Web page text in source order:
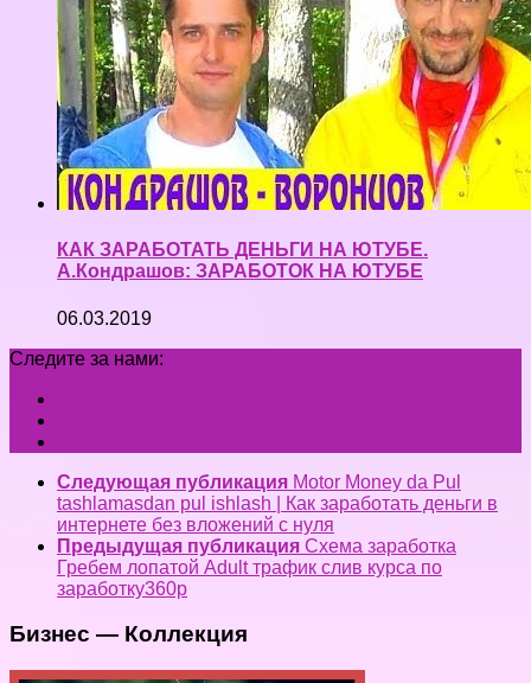
КАК ЗАРАБОТАТЬ ДЕНЬГИ НА ЮТУБЕ.
А.Кондрашов: ЗАРАБОТОК НА ЮТУБЕ
06.03.2019
Следите за нами:
Следующая публикация Motor Money da Pul
tashlamasdan pul ishlash | Как заработать деньги в
интернете без вложений с нуля
Предыдущая публикация Схема заработка
Гребем лопатой Adult трафик слив курса по
заработку360p
Бизнес — Коллекция